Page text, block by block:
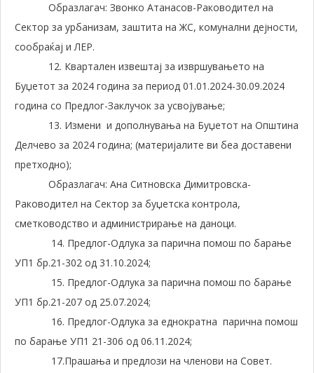
Образлагач: Звонко Атанасов-Раководител на
Сектор за урбанизам, заштита на ЖС, комунални дејности,
сообраќај и ЛЕР.
12. Квартален извештај за извршувањето на
Буџетот за 2024 година за период 01.01.2024-30.09.2024
година со Предлог-Заклучок за усвојување;
13. Измени и дополнувања на Буџетот на Општина
Делчево за 2024 година; (материјалите ви беа доставени
претходно);
Образлагач: Ана Ситновска Димитровска-
Раководител на Сектор за буџетска контрола,
сметководство и администрирање на даноци.
14. Предлог-Одлука за парична помош по барање
УП1 бр.21-302 од 31.10.2024;
15. Предлог-Одлука за парична помош по барање
УП1 бр.21-207 од 25.07.2024;
16. Предлог-Одлука за еднократна парична помош
по барање УП1 21-306 од 06.11.2024;
17.Прашања и предлози на членови на Совет.